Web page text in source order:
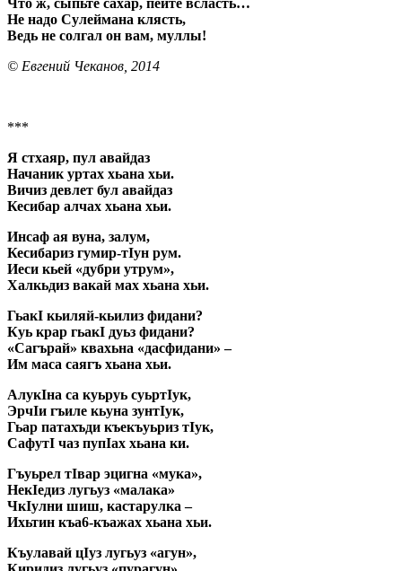
Не надо Сулеймана клясть,
Ведь не солгал он вам, муллы!
© Евгений Чеканов, 2014
***
Я стхаяр, пул авайдаз
Начаник уртах хьана хьи.
Вичиз девлет бул авайдаз
Кесибар алчах хьана хьи.
Инсаф ая вуна, залум,
Кесибариз гумир-тIун рум.
Иеси кьей «дубри утрум»,
Халкьдиз вакай мах хьана хьи.
ГьакI кьиляй-кьилиз фидани?
Куь крар гьакI дуьз фидани?
«Сагърай» квахьна «дасфидани» –
Им маса саягъ хьана хьи.
АлукIна са куьруь суьртIук,
ЭрчIи гъиле кьуна зунтIук,
Гьар патахъди къекъуьриз тIук,
СафутI чаз пупIах хьана ки.
Гъуьрел тIвар эцигна «мука»,
НекIедиз лугьуз «малака»
ЧкIулни шиш, кастарулка –
Ихьтин къа6-къажах хьана хьи.
Къулавай цIуз лугьуз «агун»,